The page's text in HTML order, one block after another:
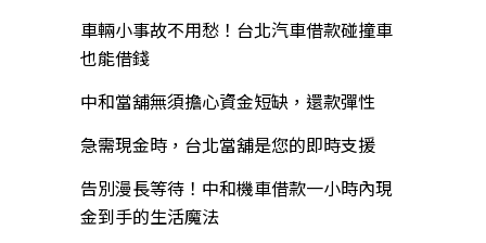
車輛小事故不用愁！台北汽車借款碰撞車
也能借錢
中和當舖無須擔心資金短缺，還款彈性
急需現金時，台北當舖是您的即時支援
告別漫長等待！中和機車借款一小時內現
金到手的生活魔法